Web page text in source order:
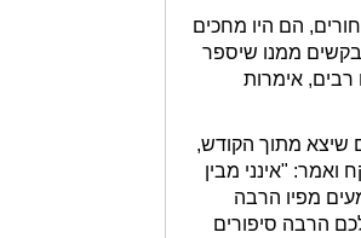
הם היו מחכים
ממנו שיספר
רבים, אימרות
שיצא מתוך הקודש,
ואמר: "אינני מבין
מפיו הרבה
הרבה סיפורים